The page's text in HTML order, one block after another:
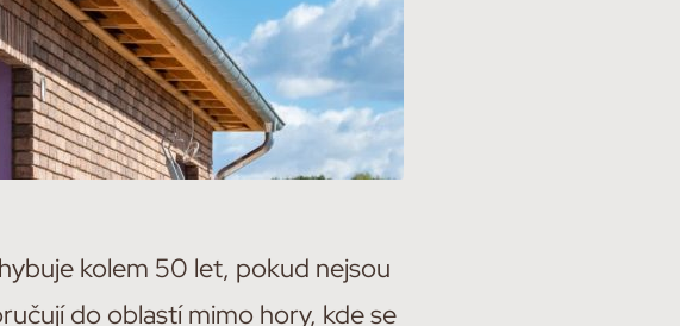
kolem 50 let, pokud nejsou
do oblastí mimo hory, kde se